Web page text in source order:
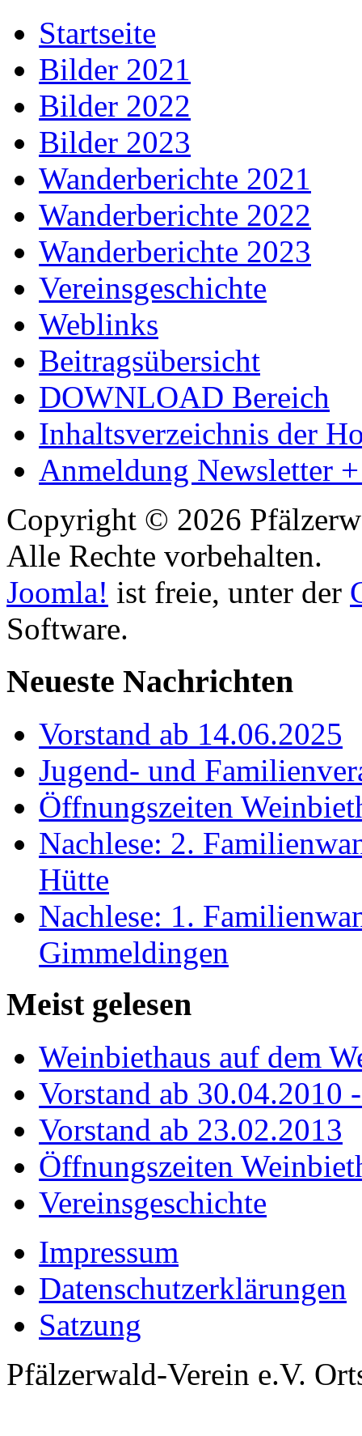
Startseite
Bilder 2021
Bilder 2022
Bilder 2023
Wanderberichte 2021
Wanderberichte 2022
Wanderberichte 2023
Vereinsgeschichte
Weblinks
Beitragsübersicht
DOWNLOAD Bereich
Inhaltsverzeichnis der
Anmeldung Newsletter
Copyright © 2026
Alle Rechte vorbehalten.
Joomla! ist freie, unter der
Software.
Neueste Nachrichten
Vorstand ab 14.06.2025
Jugend- und
Öffnungszeiten
Nachlese: 2.
Hütte
Nachlese: 1.
Gimmeldingen
Meist gelesen
Weinbiethaus auf dem
Vorstand ab 30.04.2010
Vorstand ab 23.02.2013
Öffnungszeiten
Vereinsgeschichte
Impressum
Datenschutzerklärungen
Satzung
Pfälzerwald-Verein e.V.